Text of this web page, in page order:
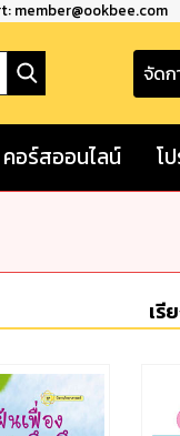
member@ookbee.com
จัดก
คอร์สออนไลน์ โ
เรี